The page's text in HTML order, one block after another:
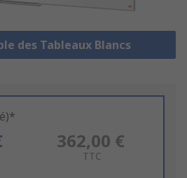
des Tableaux Blancs
362,00 €
TTC